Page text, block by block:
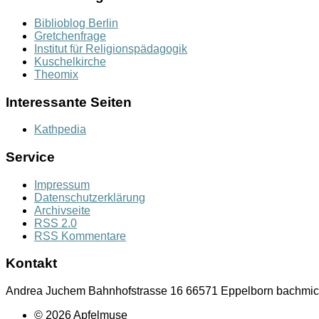
Biblioblog Berlin
Gretchenfrage
Institut für Religionspädagogik
Kuschelkirche
Theomix
Interessante Seiten
Kathpedia
Service
Impressum
Datenschutzerklärung
Archivseite
RSS 2.0
RSS Kommentare
Kontakt
Andrea Juchem Bahnhofstrasse 16 66571 Eppelborn
© 2026 Apfelmuse